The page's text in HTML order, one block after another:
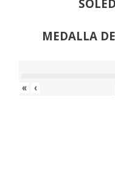
MEDALLA
« ‹